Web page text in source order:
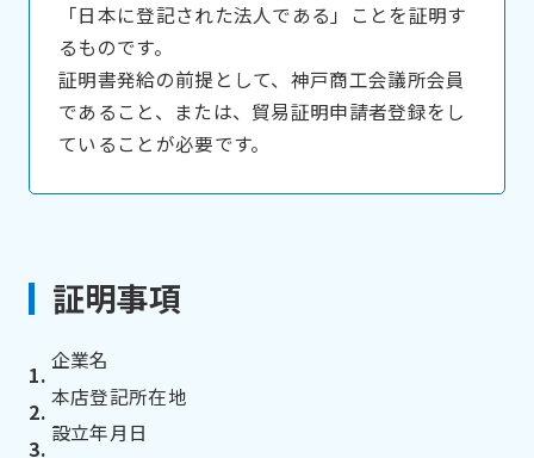
「日本に登記された法人である」ことを証明す
るものです。
証明書発給の前提として、神戸商工会議所会員
であること、または、貿易証明申請者登録をし
ていることが必要です。
証明事項
企業名
本店登記所在地
設立年月日